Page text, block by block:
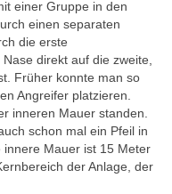
einer Gruppe in den
einen separaten
die erste
direkt auf die zweite,
Früher konnte man so
Angreifer platzieren.
inneren Mauer standen.
schon mal ein Pfeil in
innere Mauer ist 15 Meter
der Anlage, der